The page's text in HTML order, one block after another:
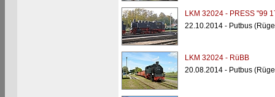
LKM 32024 - PRESS "99
22.10.2014 - Putbus
LKM 32024 - RüBB
20.08.2014 - Putbus